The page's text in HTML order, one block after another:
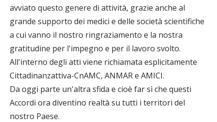
avviato questo genere di attività, grazie anche al
grande supporto dei medici e delle società scientifiche
a cui vanno il nostro ringraziamento e la nostra
gratitudine per l'impegno e per il lavoro svolto.
All'interno degli atti viene richiamata esplicitamente
Cittadinanzattiva-CnAMC, ANMAR e AMICI.
Da oggi parte un'altra sfida e cioè far sì che questi
Accordi ora diventino realtà su tutti i territori del
nostro Paese.